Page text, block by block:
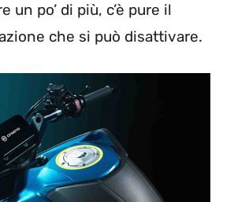
un po’ di più, c’è pure il
che si può disattivare.